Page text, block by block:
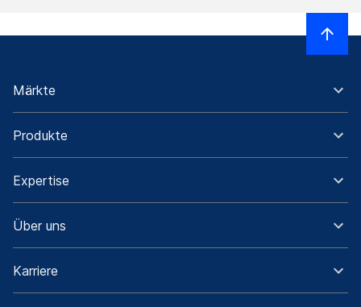
Märkte
Produkte
Expertise
Über uns
Karriere